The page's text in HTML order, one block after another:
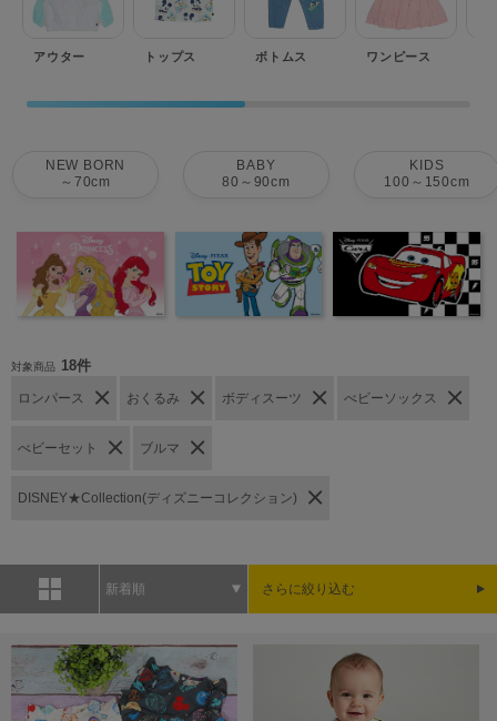
アウター トップス ボトムス ワンピース
NEW BORN
～70cm
BABY
80～90cm
KIDS
100～150cm
対象商品 18件
ロンパース おくるみ ボディスーツ べビーソックス
べビーセット ブルマ
DISNEY★Collection(ディズニーコレクション)
新着順 さらに絞り込む